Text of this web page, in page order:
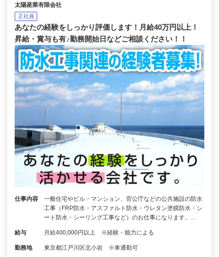
太陽産業有限会社
正社員
あなたの経験をしっかり評価します！月給40万円以上！
昇給・賞与も有♪勤務開始日などご相談ください！！
仕事内容
一般住宅やビル・マンション、官公庁などの公共施設の防水
工事（FRP防水・アスファルト防水・ウレタン塗膜防水・シ
ート防水・シーリング工事など）のお仕事になります。…
給与 月給400,000円以上 ※経験・能力による
勤務地 東京都江戸川区北小岩 ※車通勤可